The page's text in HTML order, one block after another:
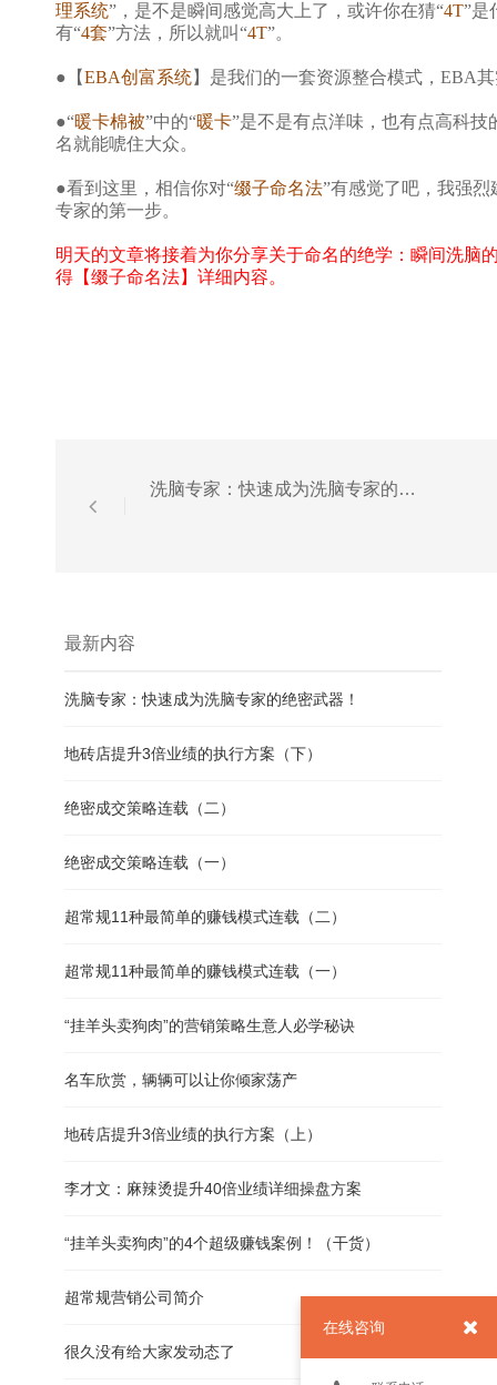
理系统”，是不是瞬间感觉高大上了，或许你在猜“4T”是
有“4套”方法，所以就叫“4T”。
●【EBA创富系统】是我们的一套资源整合模式，EBA
●“暖卡棉被”中的“暖卡”是不是有点洋味，也有点高科
名就能唬住大众。
●看到这里，相信你对“缀子命名法”有感觉了吧，我强
专家的第一步。
明天的文章将接着为你分享关于命名的绝学：瞬间洗
得【缀子命名法】详细内容。
洗脑专家：快速成为洗脑专家的绝密武器！
最新内容
洗脑专家：快速成为洗脑专家的绝密武器！
地砖店提升3倍业绩的执行方案（下）
绝密成交策略连载（二）
绝密成交策略连载（一）
超常规11种最简单的赚钱模式连载（二）
超常规11种最简单的赚钱模式连载（一）
“挂羊头卖狗肉”的营销策略生意人必学秘诀
名车欣赏，辆辆可以让你倾家荡产
地砖店提升3倍业绩的执行方案（上）
李才文：麻辣烫提升40倍业绩详细操盘方案
“挂羊头卖狗肉”的4个超级赚钱案例！（干货）
超常规营销公司简介
很久没有给大家发动态了
在线咨询